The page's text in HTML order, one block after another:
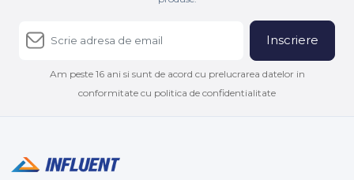
Inscriere
Am peste 16 ani si sunt de acord cu prelucrarea datelor in
conformitate cu politica de confidentialitate